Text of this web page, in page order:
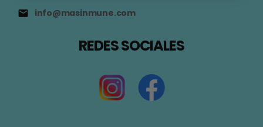
info@masinmune.com
REDES SOCIALES